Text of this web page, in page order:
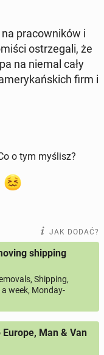
na pra­cow­ni­ków i
ostrze­ga­li, że
na niemal cały
firm i
o tym myślisz?
JAK DODAĆ?
shipping
Shipping,
week, Monday-
Man & Van